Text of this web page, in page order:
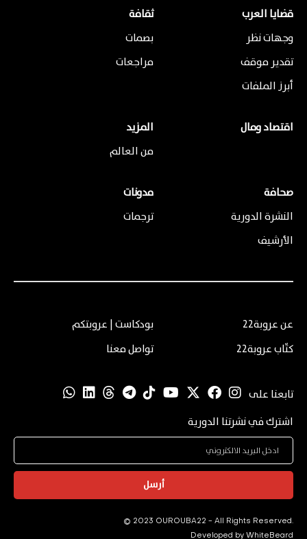
قضايا العرب
وجهات نظر
تقدير موقف
أبرز الملفات
ثقافة
بصمات
مراجعات
اقتصاد ومال
المزيد
من العالم
صحافة
النشرة الدورية
الأرشيف
مدونات
ترجمات
عن عروبة22
كتّاب عروبة22
بودكاست | عروبتكم
تواصل معنا
تابعنا على
اشترك في نشرتنا الدورية
أرسل
© 2023 OUROUBA22 - All Rights Reserved.
Developed by WhiteBeard